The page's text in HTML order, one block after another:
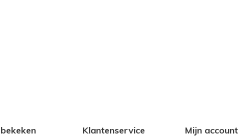
Klantenservice Mijn account